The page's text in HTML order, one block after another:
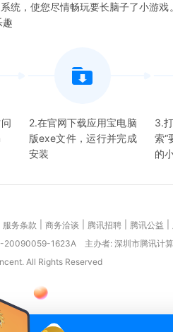
统，使您尽情畅玩要长脑子了小游
趣
2.在官网下载应用宝电脑
版exe文件，运行并完成
安装
3.
索“
的
服务条款 商务洽谈 腾讯招聘 腾讯公益
20090059-1623A
主办者: 深圳市腾讯计
All Rights Reserved